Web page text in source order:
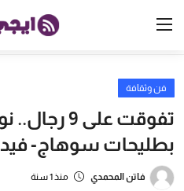
الرئيسية
مصر
الخليج
فن وثقافة
تفوقت على
بطليحات سوهاج-
فاتن المحمدي منذ 1 سنة